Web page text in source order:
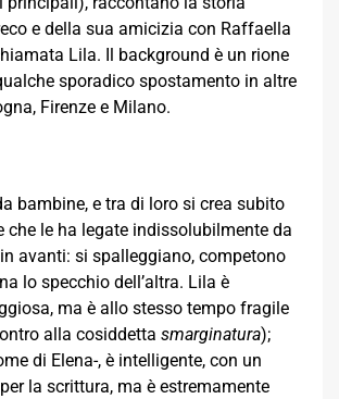
e della sua amicizia con Raffaella
Lila. Il background è un rione
sporadico spostamento in altre
Firenze e Milano.
bambine, e tra di loro si crea subito
che le ha legate indissolubilmente da
avanti: si spalleggiano, competono
lo specchio dell’altra. Lila è
ma è allo stesso tempo fragile
alla cosiddetta smarginatura);
di Elena-, è intelligente, con un
la scrittura, ma è estremamente